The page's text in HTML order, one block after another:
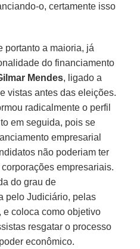
o, certamente isso
portanto a maioria, já
do financiamento
Mendes, ligado a
vistas antes das eleições.
radicalmente o perfil
em seguida, pois se
empresarial
não poderiam ter
empresariais.
do grau de
pelo Judiciário, pelas
e coloca como objetivo
resgatar o processo
econômico.